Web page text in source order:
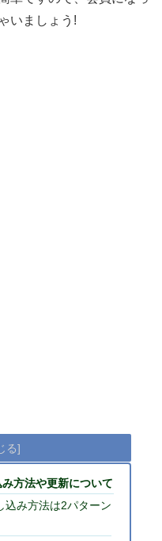
いましょう!
方法や更新について
込み方法は2パターン